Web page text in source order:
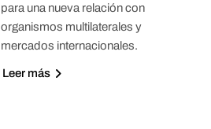
para una nueva relación con
organismos multilaterales y
mercados internacionales.
Leer más